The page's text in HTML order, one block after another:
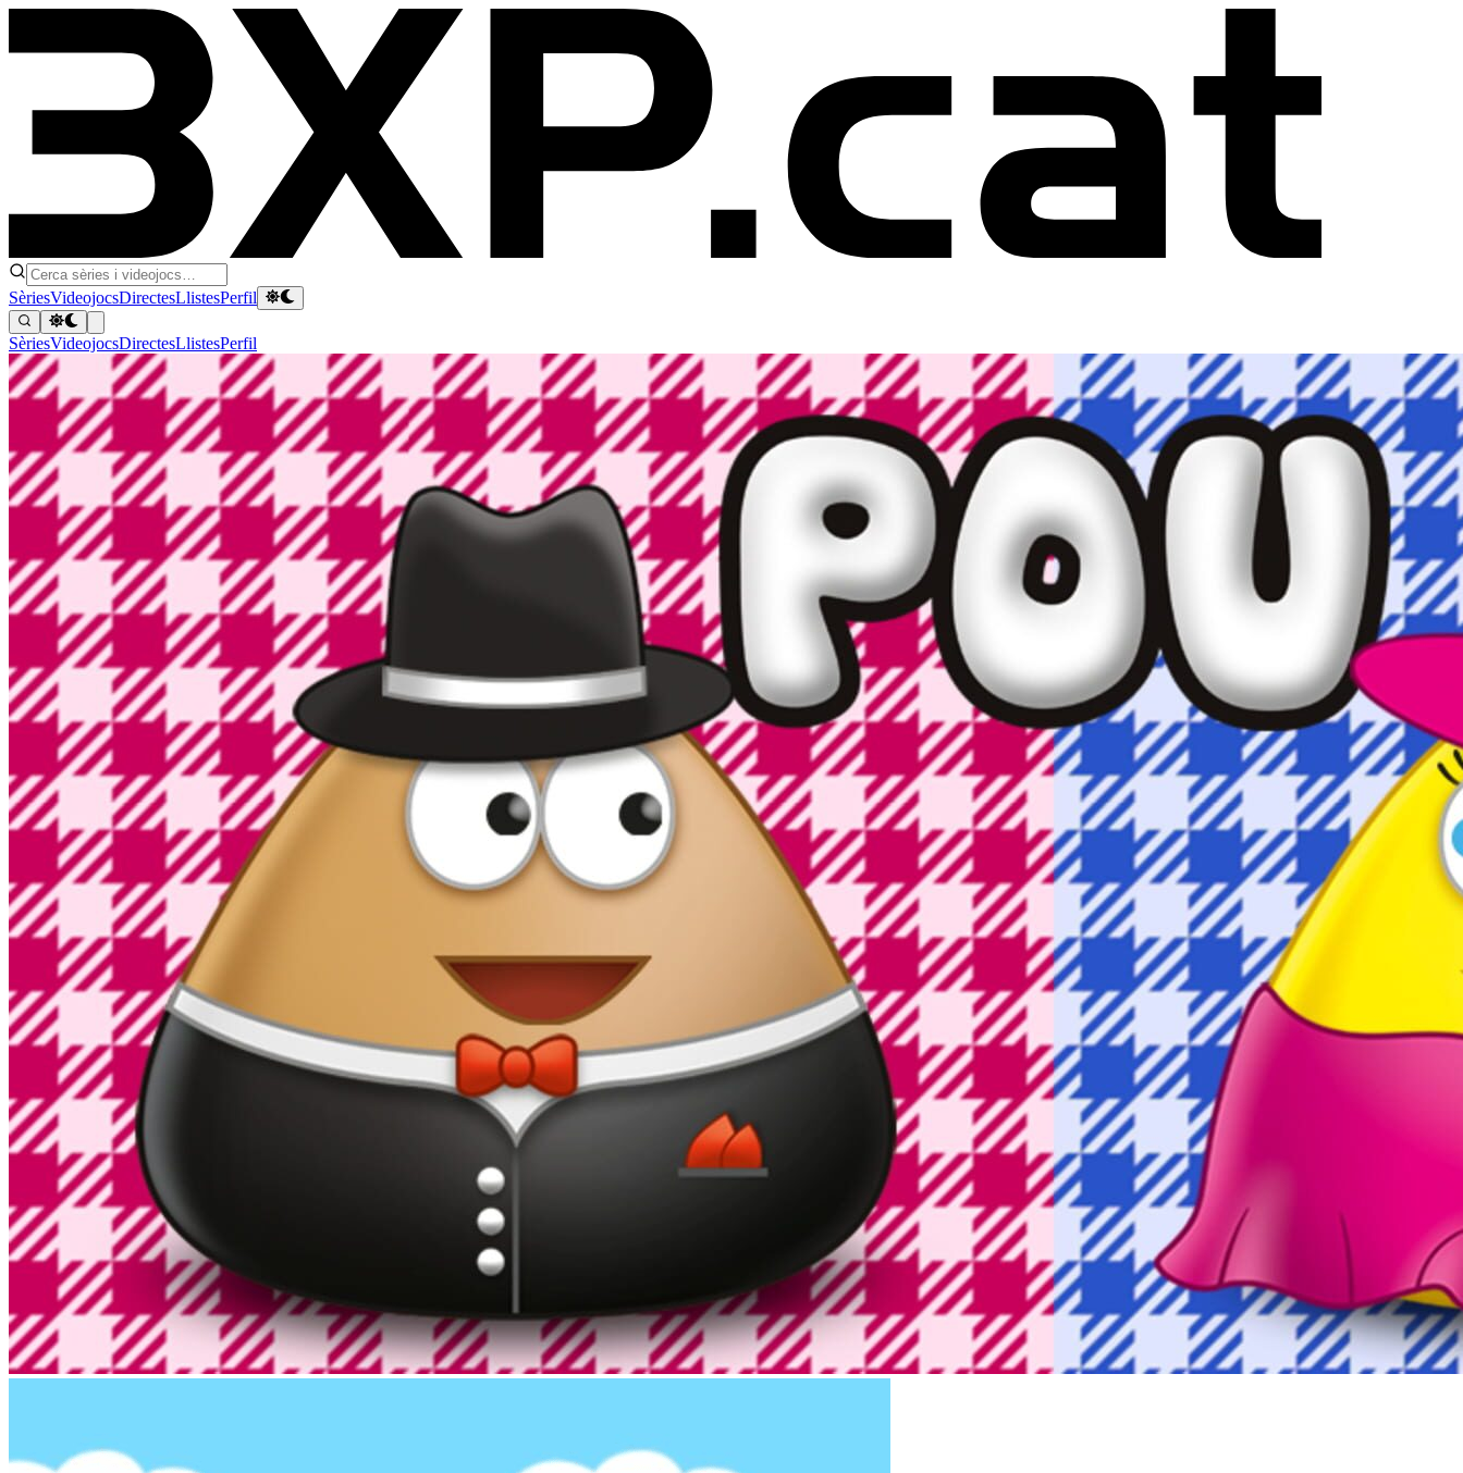
SèriesVideojocsDirectesLlistesPerfil
SèriesVideojocsDirectesLlistesPerfil